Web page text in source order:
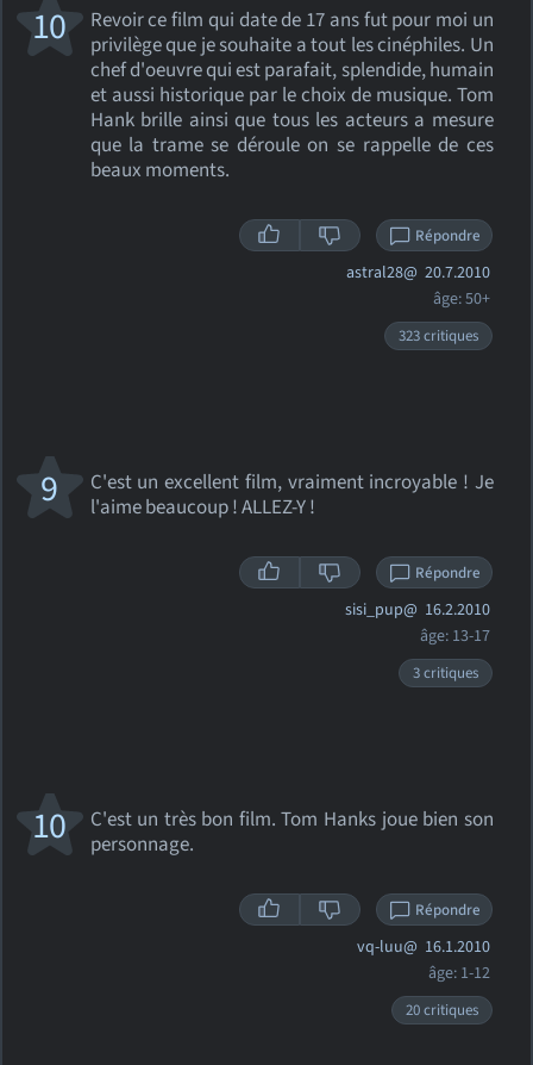
Revoir ce film qui date de 17 ans fut pour moi un
privilège que je souhaite a tout les cinéphiles. Un
chef d'oeuvre qui est parafait, splendide, humain
et aussi historique par le choix de musique. Tom
Hank brille ainsi que tous les acteurs a mesure
que la trame se déroule on se rappelle de ces
beaux moments.
10
Répondre
astral28@ 20.7.2010
âge: 50+
323 critiques
C'est un excellent film, vraiment incroyable ! Je
l'aime beaucoup ! ALLEZ-Y !
9
Répondre
sisi_pup@ 16.2.2010
âge: 13-17
3 critiques
C'est un très bon film. Tom Hanks joue bien son
personnage.
10
Répondre
vq-luu@ 16.1.2010
âge: 1-12
20 critiques